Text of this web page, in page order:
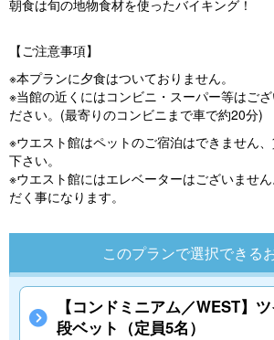
朝食は旬の地物食材を使ったバイキング！
【ご注意事項】
※本プランに夕食はついておりません。
※当館の近くにはコンビニ・スーパー等はご
ださい。(最寄りのコンビニまで車で約20分)
※ウエスト館はペットのご宿泊はできません
下さい。
※ウエスト館にはエレベーターはございませ
だく事になります。
このプランで選択できる
【コンドミニアム／WEST】
段ベット（定員5名）